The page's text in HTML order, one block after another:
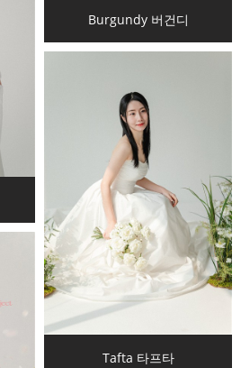
Burgundy 버건디
Tafta 타프타